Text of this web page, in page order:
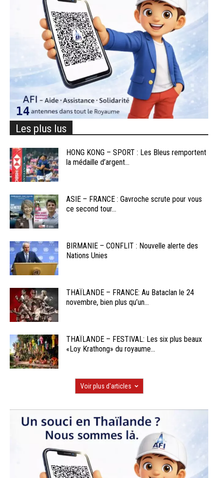
Les plus lus
HONG KONG – SPORT : Les Bleus remportent
la médaille d’argent...
ASIE – FRANCE : Gavroche scrute pour vous
ce second tour...
BIRMANIE – CONFLIT : Nouvelle alerte des
Nations Unies
THAÏLANDE – FRANCE: Au Bataclan le 24
novembre, bien plus qu’un...
THAÏLANDE – FESTIVAL: Les six plus beaux
«Loy Krathong» du royaume...
Voir plus d'articles